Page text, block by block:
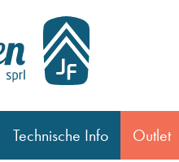
Technische Info Outlet